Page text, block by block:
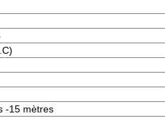
-15 mètres